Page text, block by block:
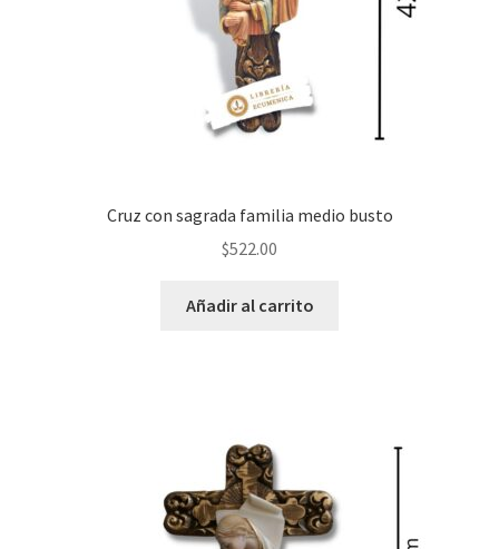
Cruz con sagrada familia medio busto
$522.00
Añadir al carrito